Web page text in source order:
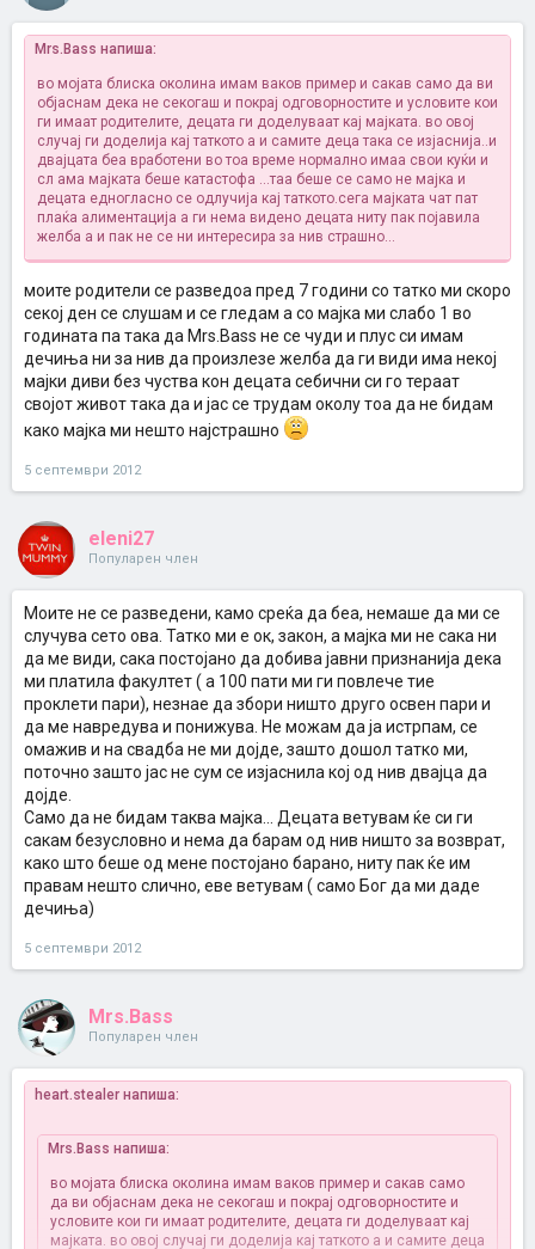
Mrs.Bass напиша:
во мојата блиска околина имам ваков пример и сакав само да ви
објаснам дека не секогаш и покрај одговорностите и условите кои
ги имаат родителите, децата ги доделуваат кај мајката. во овој
случај ги доделија кај таткото а и самите деца така се изјаснија..и
двајцата беа вработени во тоа време нормално имаа свои куќи и
сл ама мајката беше катастофа ...таа беше се само не мајка и
децата едногласно се одлучија кај таткото.сега мајката чат пат
плаќа алиментација а ги нема видено децата ниту пак појавила
желба а и пак не се ни интересира за нив страшно...
моите родители се разведоа пред 7 години со татко ми скоро
секој ден се слушам и се гледам а со мајка ми слабо 1 во
годината па така да Mrs.Bass не се чуди и плус си имам
дечиња ни за нив да произлезе желба да ги види има некој
мајки диви без чуства кон децата себични си го тераат
својот живот така да и јас се трудам околу тоа да не бидам
како мајка ми нешто најстрашно
5 септември 2012
eleni27
Популарен член
Моите не се разведени, камо среќа да беа, немаше да ми се
случува сето ова. Татко ми е ок, закон, а мајка ми не сака ни
да ме види, сака постојано да добива јавни признанија дека
ми платила факултет ( а 100 пати ми ги повлече тие
проклети пари), незнае да збори ништо друго освен пари и
да ме навредува и понижува. Не можам да ја истрпам, се
омажив и на свадба не ми дојде, зашто дошол татко ми,
поточно зашто јас не сум се изјаснила кој од нив двајца да
дојде.
Само да не бидам таква мајка... Децата ветувам ќе си ги
сакам безусловно и нема да барам од нив ништо за возврат,
како што беше од мене постојано барано, ниту пак ќе им
правам нешто слично, еве ветувам ( само Бог да ми даде
дечиња)
5 септември 2012
Mrs.Bass
Популарен член
heart.stealer напиша:
Mrs.Bass напиша:
во мојата блиска околина имам ваков пример и сакав само
да ви објаснам дека не секогаш и покрај одговорностите и
условите кои ги имаат родителите, децата ги доделуваат кај
мајката. во овој случај ги доделија кај таткото а и самите деца